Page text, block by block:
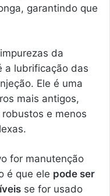
garantindo que
da
a lubrificação das
Ele é uma
mais antigos,
e menos
for manutenção
é que ele pode ser
se for usado